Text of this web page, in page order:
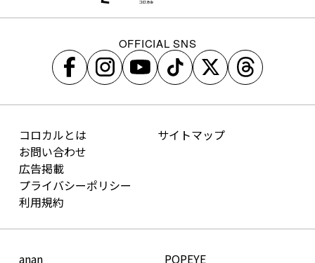
OFFICIAL SNS
コロカルとは
お問い合わせ
広告掲載
プライバシーポリシー
利用規約
サイトマップ
anan
POPEYE